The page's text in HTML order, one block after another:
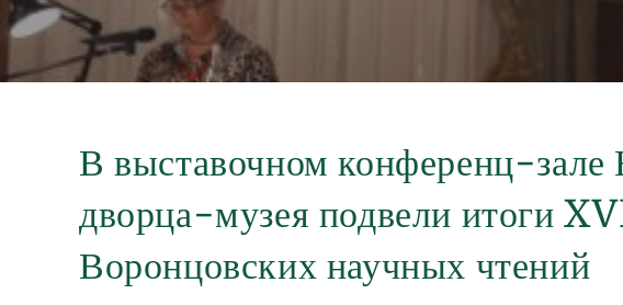
В выставочном конференц-зале
дворца-музея подвели итоги
Воронцовских научных чтений